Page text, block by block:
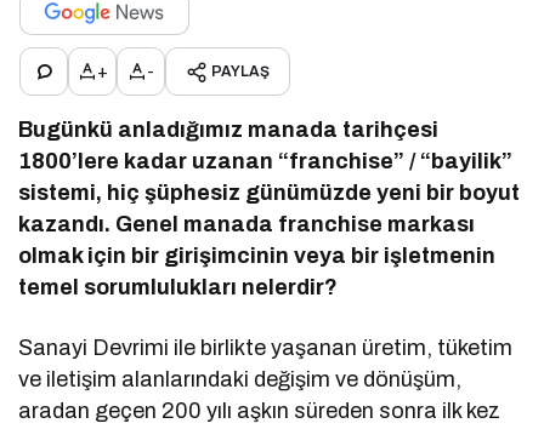
+ - PAYLAŞ
Bugünkü anladığımız manada tarihçesi
1800’lere kadar uzanan “franchise” / “bayilik”
sistemi, hiç şüphesiz günümüzde yeni bir boyut
kazandı. Genel manada franchise markası
olmak için bir girişimcinin veya bir işletmenin
temel sorumlulukları nelerdir?
Sanayi Devrimi ile birlikte yaşanan üretim, tüketim
ve iletişim alanlarındaki değişim ve dönüşüm,
aradan geçen 200 yılı aşkın süreden sonra ilk kez